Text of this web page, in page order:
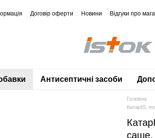
Договір оферти Новини Відгуки про
Антисептичні засоби
Головна
КатарIS,
саше,